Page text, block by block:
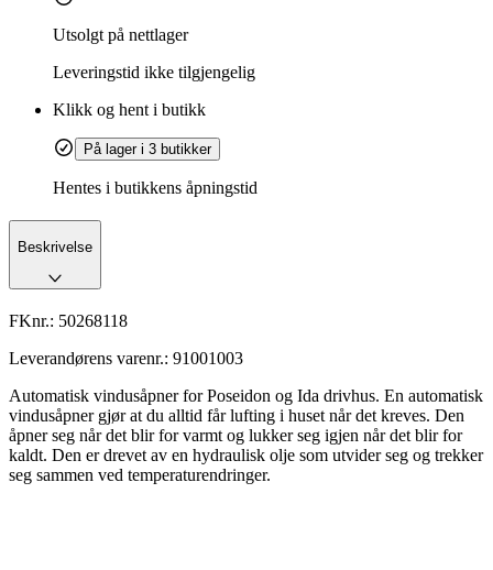
Utsolgt på nettlager
Leveringstid ikke tilgjengelig
Klikk og hent i butikk
På lager i 3 butikker
Hentes i butikkens åpningstid
Beskrivelse
FKnr.: 50268118
Leverandørens varenr.: 91001003
Automatisk vindusåpner for Poseidon og Ida drivhus. En automatisk
vindusåpner gjør at du alltid får lufting i huset når det kreves. Den
åpner seg når det blir for varmt og lukker seg igjen når det blir for
kaldt. Den er drevet av en hydraulisk olje som utvider seg og trekker
seg sammen ved temperaturendringer.